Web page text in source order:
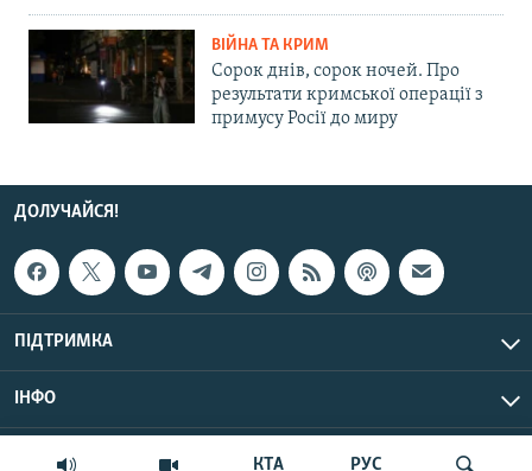
КТА РУС
ВІЙНА ТА КРИМ
Сорок днів, сорок ночей. Про
результати кримської операції з
примусу Росії до миру
ДОЛУЧАЙСЯ!
ПІДТРИМКА
ІНФО
© Крим.Реалії, 2026 | Усі права застережено.